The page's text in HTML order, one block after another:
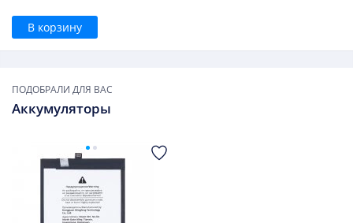
В корзину
ПОДОБРАЛИ ДЛЯ ВАС
Аккумуляторы